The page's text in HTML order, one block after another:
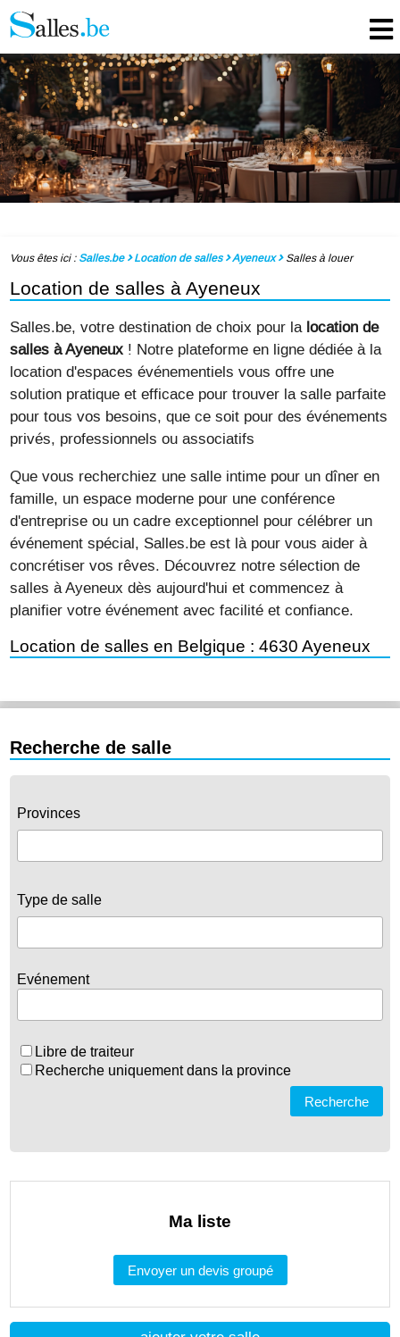
Vous êtes ici : Salles.be Location de salles Ayeneux Salles à louer
Location de salles à Ayeneux
Salles.be, votre destination de choix pour la location de
salles à Ayeneux ! Notre plateforme en ligne dédiée à la
location d'espaces événementiels vous offre une
solution pratique et efficace pour trouver la salle parfaite
pour tous vos besoins, que ce soit pour des événements
privés, professionnels ou associatifs
Que vous recherchiez une salle intime pour un dîner en
famille, un espace moderne pour une conférence
d'entreprise ou un cadre exceptionnel pour célébrer un
événement spécial, Salles.be est là pour vous aider à
concrétiser vos rêves. Découvrez notre sélection de
salles à Ayeneux dès aujourd'hui et commencez à
planifier votre événement avec facilité et confiance.
Location de salles en Belgique : 4630 Ayeneux
Recherche de salle
Provinces
Type de salle
Evénement
Libre de traiteur
Recherche uniquement dans la province
Recherche
Ma liste
Envoyer un devis groupé